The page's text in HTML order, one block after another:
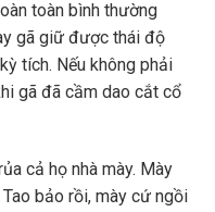
toàn bình thường
gã giữ được thái độ
tích. Nếu không phải
gã đã cầm dao cắt cổ
cả họ nhà mày. Mày
bảo rồi, mày cứ ngồi